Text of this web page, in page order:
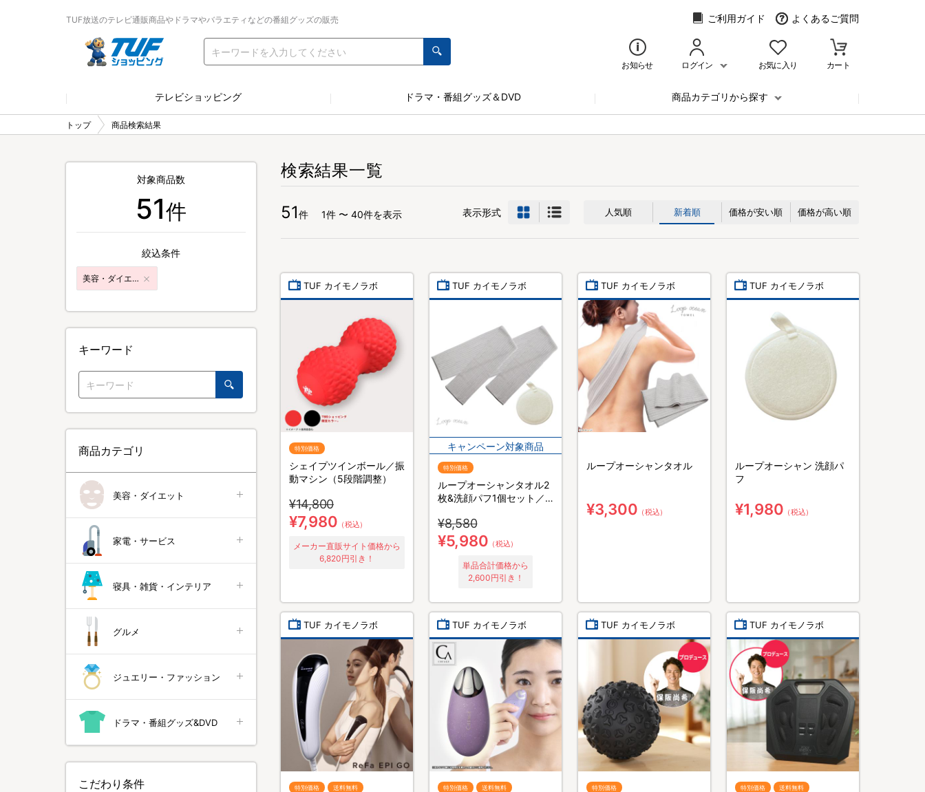
TUF放送のテレビ通販商品やドラマやバラエティなどの番組グッズの販売 ご利用ガイド よくあるご質問
お知らせ ログイン お気に入り カート
テレビショッピング ドラマ・番組グッズ＆DVD 商品カテゴリから探す
トップ 商品検索結果
検索結果一覧
51件 1件 〜 40件を表示 表示形式 人気順 新着順 価格が安い順 価格が高い順
TUF カイモノラボ
特別価格
シェイプツインボール／振
動マシン（5段階調整）
¥14,800
¥7,980 （税込）
メーカー直販サイト価格から
6,820円引き！
TUF カイモノラボ
特別価格
ループオーシャンタオル2
枚&洗顔パフ1個セット／
¥8,580
¥5,980 （税込）
単品合計価格から
2,600円引き！
TUF カイモノラボ
ループオーシャンタオル
¥3,300 （税込）
TUF カイモノラボ
ループオーシャン 洗顔パ
フ
¥1,980 （税込）
TUF カイモノラボ
特別価格 送料無料
TUF カイモノラボ
特別価格 送料無料
TUF カイモノラボ
特別価格
TUF カイモノラボ
特別価格 送料無料
対象商品数
51件
絞込条件
美容・ダイエット
キーワード
商品カテゴリ
美容・ダイエット
家電・サービス
寝具・雑貨・インテリア
グルメ
ジュエリー・ファッション
ドラマ・番組グッズ&DVD
こだわり条件